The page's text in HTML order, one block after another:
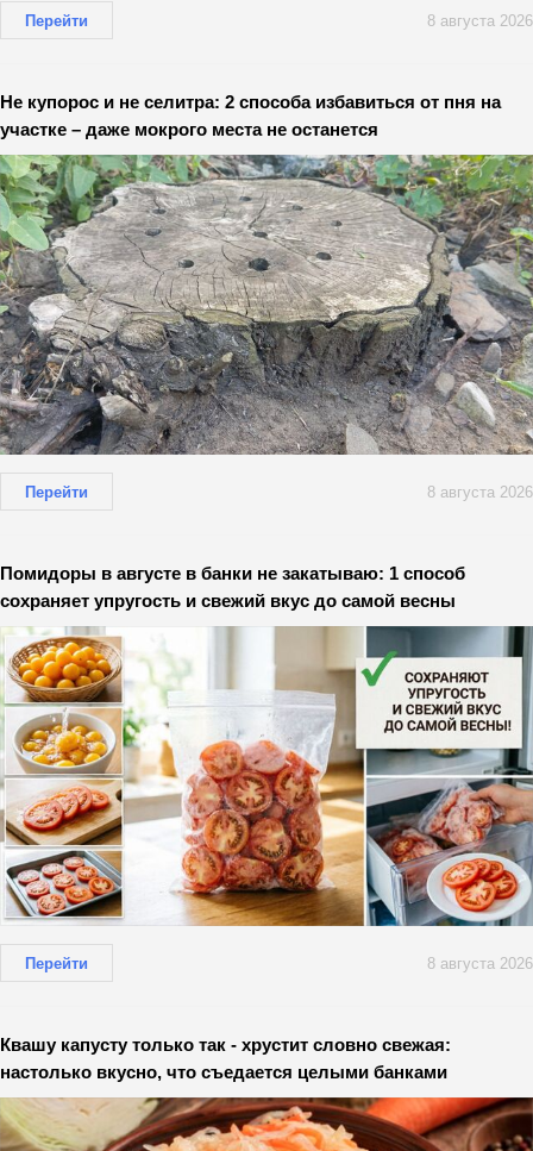
Перейти 8 августа 2026
Не купорос и не селитра: 2 способа избавиться от пня на
участке – даже мокрого места не останется
Перейти 8 августа 2026
Помидоры в августе в банки не закатываю: 1 способ
сохраняет упругость и свежий вкус до самой весны
Перейти 8 августа 2026
Квашу капусту только так - хрустит словно свежая:
настолько вкусно, что съедается целыми банками